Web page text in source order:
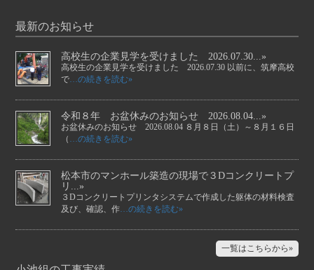
最新のお知らせ
高校生の企業見学を受けました 2026.07.30...»
高校生の企業見学を受けました 2026.07.30 以前に、筑摩高校
で …の続きを読む»
令和８年 お盆休みのお知らせ 2026.08.04...»
お盆休みのお知らせ 2026.08.04 ８月８日（土）～８月１６日
（
…の続きを読む»
松本市のマンホール築造の現場で３Dコンクリートプ
リ...»
３Dコンクリートプリンタシステムで作成した躯体の材料検査
及び、確認、作 …の続きを読む»
一覧はこちらから»